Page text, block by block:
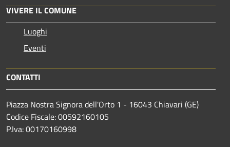
VIVERE IL COMUNE
Luoghi
Eventi
CONTATTI
Piazza Nostra Signora dell'Orto 1 - 16043 Chiavari (GE)
Codice Fiscale: 00592160105
P.Iva: 00170160998